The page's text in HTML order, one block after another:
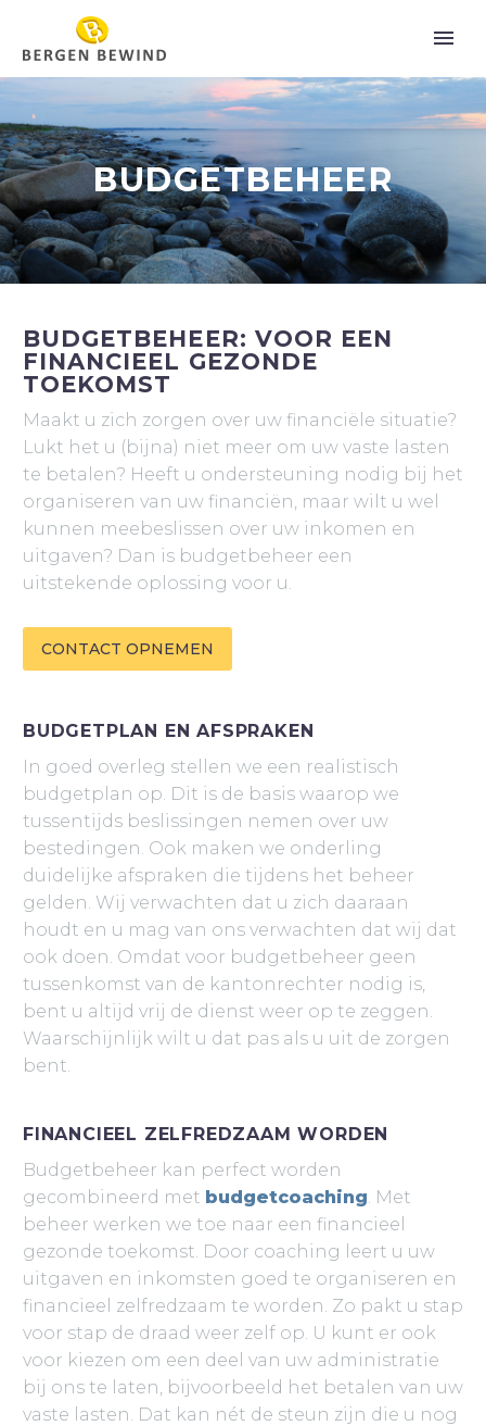
BUDGETBEHEER
BUDGETBEHEER: VOOR EEN
FINANCIEEL GEZONDE
TOEKOMST
Maakt u zich zorgen over uw financiële situatie?
Lukt het u (bijna) niet meer om uw vaste lasten
te betalen? Heeft u ondersteuning nodig bij het
organiseren van uw financiën, maar wilt u wel
kunnen meebeslissen over uw inkomen en
uitgaven? Dan is budgetbeheer een
uitstekende oplossing voor u.
CONTACT OPNEMEN
BUDGETPLAN EN AFSPRAKEN
In goed overleg stellen we een realistisch
budgetplan op. Dit is de basis waarop we
tussentijds beslissingen nemen over uw
bestedingen. Ook maken we onderling
duidelijke afspraken die tijdens het beheer
gelden. Wij verwachten dat u zich daaraan
houdt en u mag van ons verwachten dat wij dat
ook doen. Omdat voor budgetbeheer geen
tussenkomst van de kantonrechter nodig is,
bent u altijd vrij de dienst weer op te zeggen.
Waarschijnlijk wilt u dat pas als u uit de zorgen
bent.
FINANCIEEL ZELFREDZAAM WORDEN
Budgetbeheer kan perfect worden
gecombineerd met budgetcoaching . Met
beheer werken we toe naar een financieel
gezonde toekomst. Door coaching leert u uw
uitgaven en inkomsten goed te organiseren en
financieel zelfredzaam te worden. Zo pakt u stap
voor stap de draad weer zelf op. U kunt er ook
voor kiezen om een deel van uw administratie
bij ons te laten, bijvoorbeeld het betalen van uw
vaste lasten. Dat kan nét de steun zijn die u nog